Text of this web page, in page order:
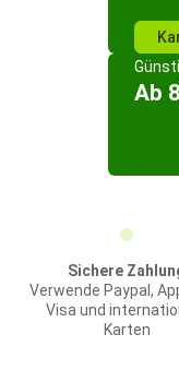
Ab
Sichere
Verwende Paypal,
Visa und
Karten